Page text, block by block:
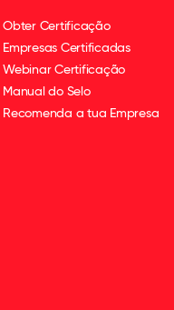
Obter Certificação
Empresas Certificadas
Webinar Certificação
Manual do Selo
Recomenda a tua Empresa